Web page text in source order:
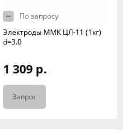
По запросу
Электроды ММК ЦЛ-11 (1кг)
d=3.0
1 309 р.
Запрос